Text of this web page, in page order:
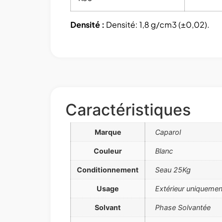
Densité : Densité: 1,8 g/cm3 (±0,02).
Caractéristiques
Marque Caparol
Couleur Blanc
Conditionnement Seau 25Kg
Usage Extérieur
Solvant Phase Solvantée